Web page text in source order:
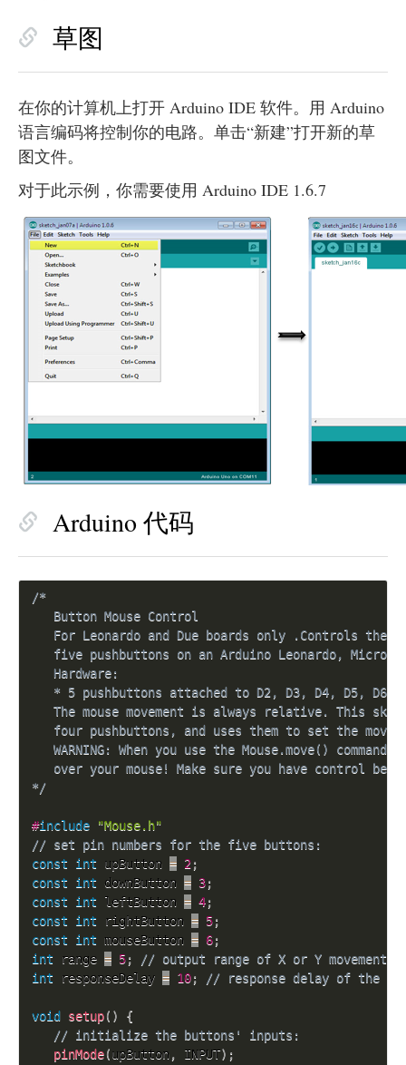
草图
在你的计算机上打开 Arduino IDE 软件。用 Arduino
语言编码将控制你的电路。单击“新建”打开新的草
图文件。
对于此示例，你需要使用 Arduino IDE 1.6.7
Arduino 代码
/*
   Button Mouse Control
For Leonardo and Due boards only .Controls the
five pushbuttons on an Arduino Leonardo, Micro
   Hardware:
   * 5 pushbuttons attached to D2, D3, D4, D5, D6
The mouse movement is always relative. This
four pushbuttons, and uses them to set the
WARNING: When you use the Mouse.move() command,
over your mouse! Make sure you have control
*/
#include
"Mouse.h"
// set pin numbers for the five buttons:
const
int upButton = 2;
const
int downButton = 3;
const
int leftButton = 4;
const
int rightButton = 5;
const
int mouseButton = 6;
int range = 5;
// output range of X or Y movement;
int responseDelay = 10; // response delay of the
void setup( )
{
// initialize the buttons' inputs:
pinMode(upButton, INPUT) ;